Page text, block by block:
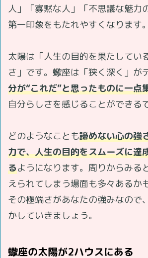
人」「寡黙な人」「不思議な魅力
第一印象をもたれやすくなります。
太陽は「人生の目的を果たしてい
さ」です。蠍座は「狭く深く」が
分が“これだ”と思ったものに一点
自分らしさを感じることができる
どのようなことも諦めない心の強
力で、人生の目的をスムーズに達
るようになります。周りからみる
えられてしまう場面も多々あるか
その極端さがあなたの強みなので
かしていきましょう。
蠍座の太陽が2ハウスにある